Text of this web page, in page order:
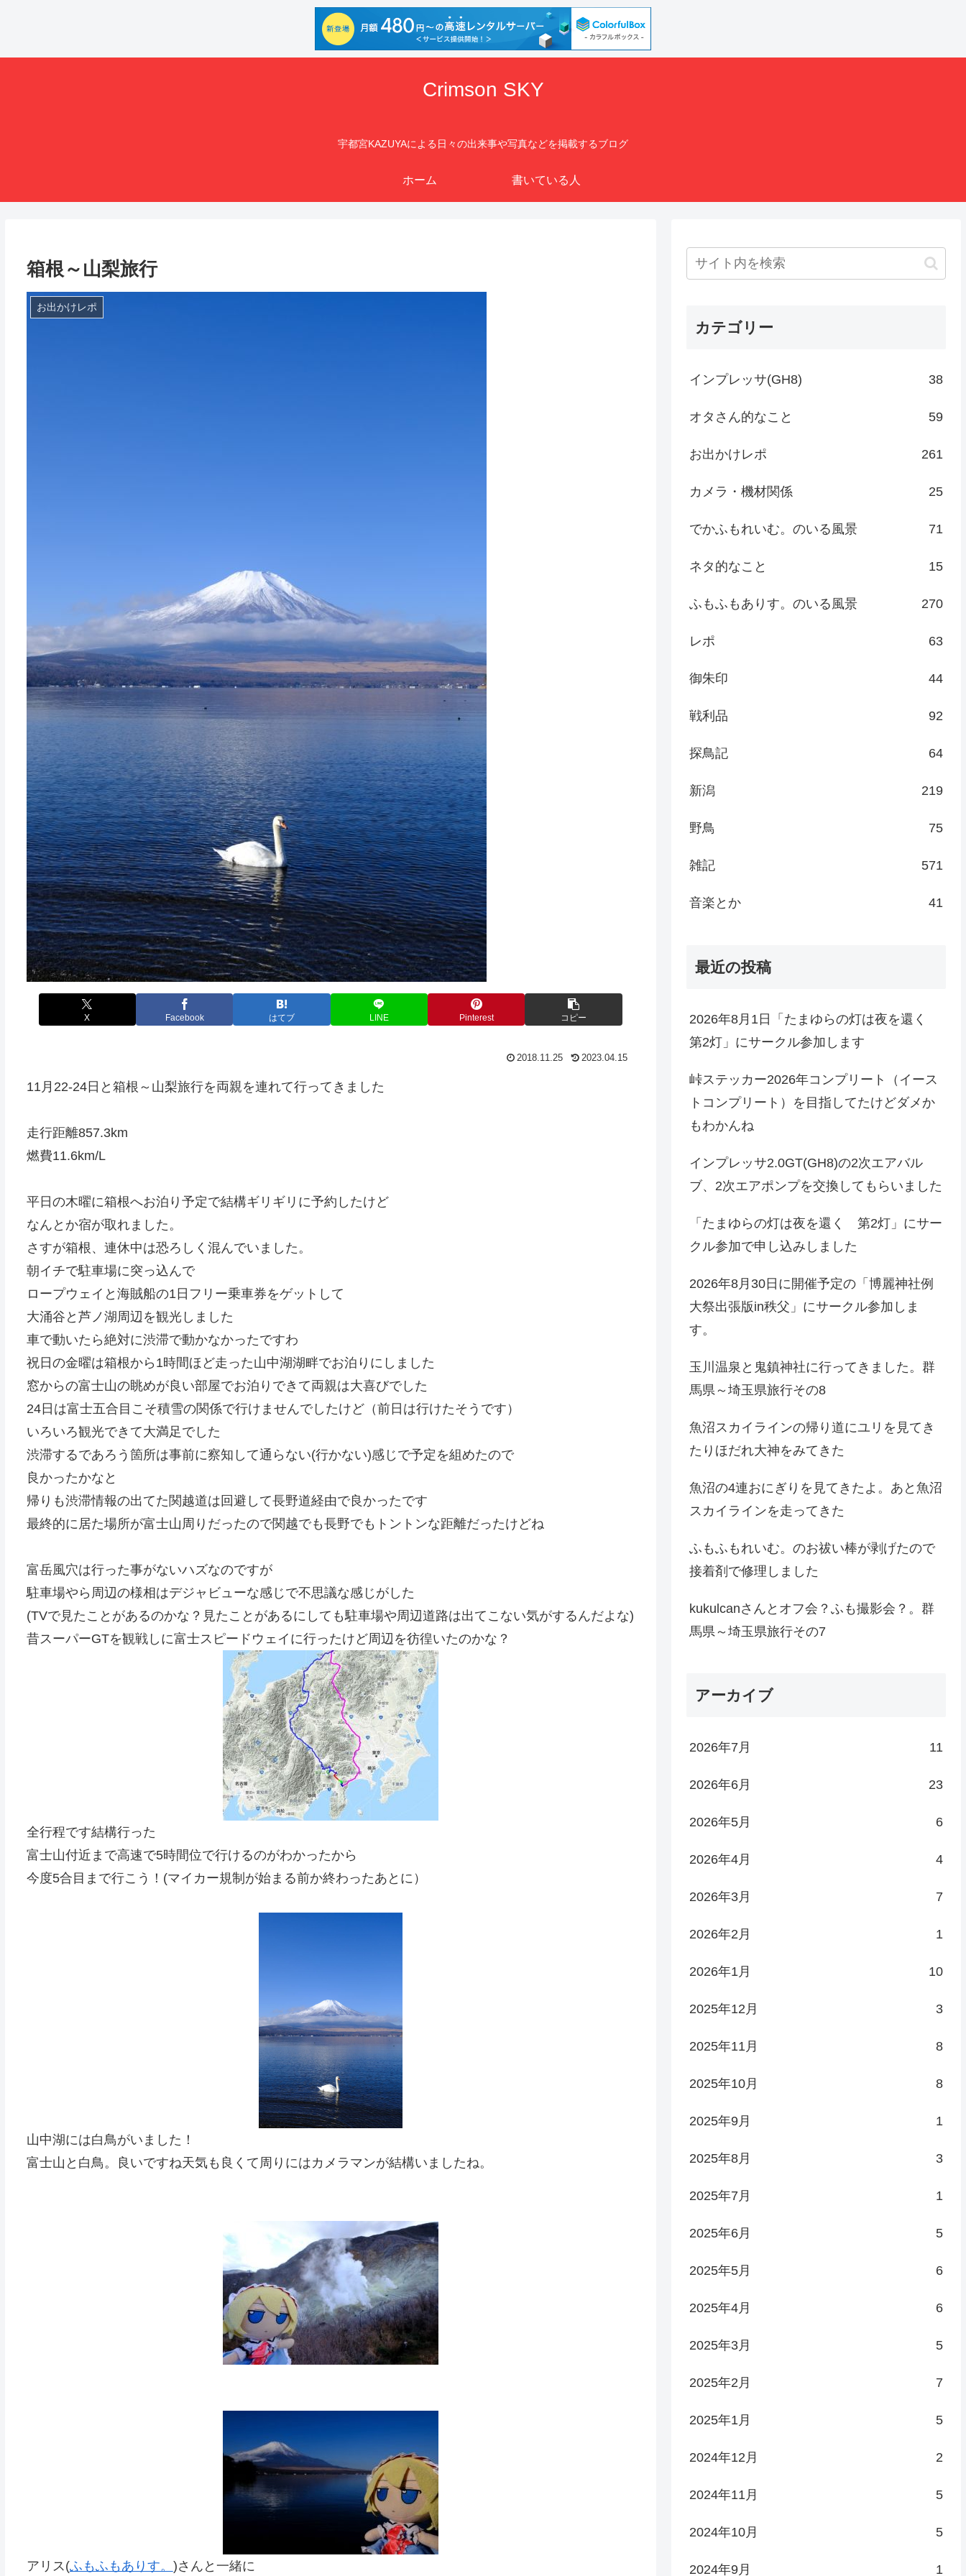
Crimson SKY
宇都宮KAZUYAによる日々の出来事や写真などを掲載するブログ
ホーム 書いている人
箱根～山梨旅行
お出かけレポ
X Facebook はてブ LINE Pinterest コピー
2018.11.25 2023.04.15
11月22-24日と箱根～山梨旅行を両親を連れて行ってきました
走行距離857.3km
燃費11.6km/L
平日の木曜に箱根へお泊り予定で結構ギリギリに予約したけど
なんとか宿が取れました。
さすが箱根、連休中は恐ろしく混んでいました。
朝イチで駐車場に突っ込んで
ロープウェイと海賊船の1日フリー乗車券をゲットして
大涌谷と芦ノ湖周辺を観光しました
車で動いたら絶対に渋滞で動かなかったですわ
祝日の金曜は箱根から1時間ほど走った山中湖湖畔でお泊りにしました
窓からの富士山の眺めが良い部屋でお泊りできて両親は大喜びでした
24日は富士五合目こそ積雪の関係で行けませんでしたけど（前日は行けたそうです）
いろいろ観光できて大満足でした
渋滞するであろう箇所は事前に察知して通らない(行かない)感じで予定を組めたので
良かったかなと
帰りも渋滞情報の出てた関越道は回避して長野道経由で良かったです
最終的に居た場所が富士山周りだったので関越でも長野でもトントンな距離だったけどね
富岳風穴は行った事がないハズなのですが
駐車場やら周辺の様相はデジャビューな感じで不思議な感じがした
(TVで見たことがあるのかな？見たことがあるにしても駐車場や周辺道路は出てこない気がするんだよな)
昔スーパーGTを観戦しに富士スピードウェイに行ったけど周辺を彷徨いたのかな？
全行程です結構行った
富士山付近まで高速で5時間位で行けるのがわかったから
今度5合目まで行こう！(マイカー規制が始まる前か終わったあとに）
山中湖には白鳥がいました！
富士山と白鳥。良いですね天気も良くて周りにはカメラマンが結構いましたね。
アリス(ふもふもありす。 )さんと一緒に
カテゴリー
インプレッサ(GH8) 38
オタさん的なこと 59
お出かけレポ 261
カメラ・機材関係 25
でかふもれいむ。のいる風景 71
ネタ的なこと 15
ふもふもありす。のいる風景 270
レポ 63
御朱印 44
戦利品 92
探鳥記 64
新潟 219
野鳥 75
雑記 571
音楽とか 41
最近の投稿
2026年8月1日「たまゆらの灯は夜を還く
第2灯」にサークル参加します
峠ステッカー2026年コンプリート（イース
トコンプリート）を目指してたけどダメか
もわかんね
インプレッサ2.0GT(GH8)の2次エアバル
ブ、2次エアポンプを交換してもらいました
「たまゆらの灯は夜を還く 第2灯」にサー
クル参加で申し込みしました
2026年8月30日に開催予定の「博麗神社例
大祭出張版in秩父」にサークル参加しま
す。
玉川温泉と鬼鎮神社に行ってきました。群
馬県～埼玉県旅行その8
魚沼スカイラインの帰り道にユリを見てき
たりほだれ大神をみてきた
魚沼の4連おにぎりを見てきたよ。あと魚沼
スカイラインを走ってきた
ふもふもれいむ。のお祓い棒が剥げたので
接着剤で修理しました
kukulcanさんとオフ会？ふも撮影会？。群
馬県～埼玉県旅行その7
アーカイブ
2026年7月 11
2026年6月 23
2026年5月 6
2026年4月 4
2026年3月 7
2026年2月 1
2026年1月 10
2025年12月 3
2025年11月 8
2025年10月 8
2025年9月 1
2025年8月 3
2025年7月 1
2025年6月 5
2025年5月 6
2025年4月 6
2025年3月 5
2025年2月 7
2025年1月 5
2024年12月 2
2024年11月 5
2024年10月 5
2024年9月 1